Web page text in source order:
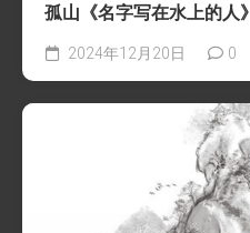
孤山《名字写在水上的人》
2024年12月20日 0